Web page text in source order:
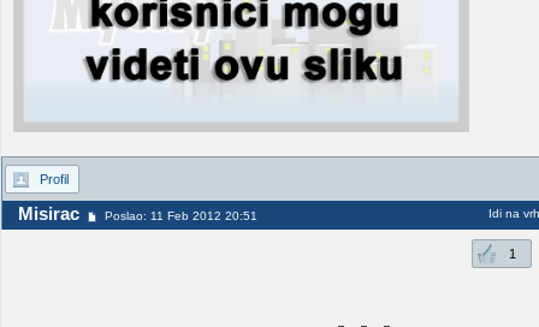
Profil
Misirac Poslao: 11 Feb 2012 20:51 Idi na vrh
1